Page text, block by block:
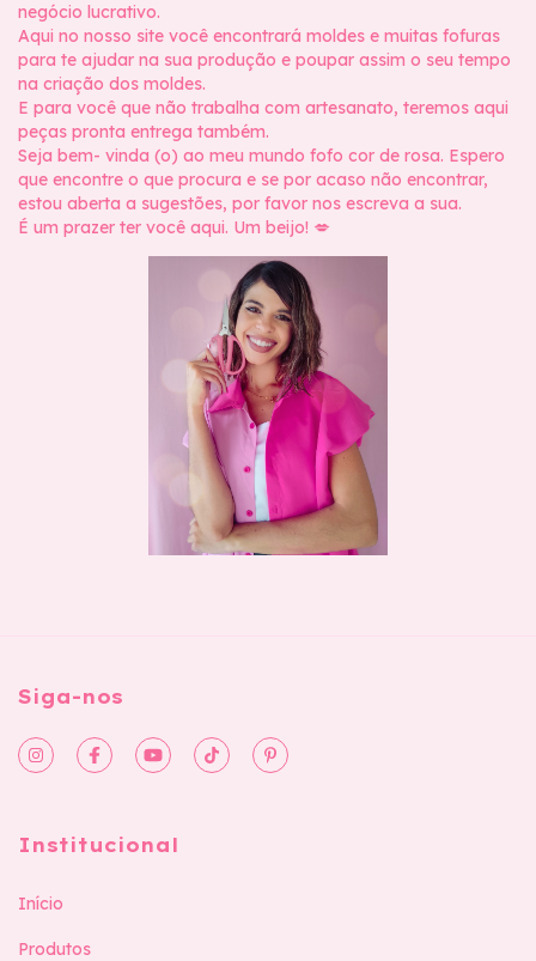
negócio lucrativo.
Aqui no nosso site você encontrará moldes e muitas fofuras
para te ajudar na sua produção e poupar assim o seu tempo
na criação dos moldes.
E para você que não trabalha com artesanato, teremos aqui
peças pronta entrega também.
Seja bem- vinda (o) ao meu mundo fofo cor de rosa. Espero
que encontre o que procura e se por acaso não encontrar,
estou aberta a sugestões, por favor nos escreva a sua.
É um prazer ter você aqui. Um beijo! 💋
Siga-nos
Institucional
Início
Produtos